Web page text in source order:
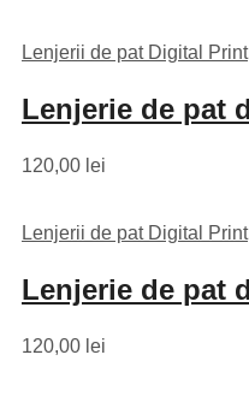
Lenjerii de pat Digital Print
120,00 lei
Lenjerii de pat Digital Print
120,00 lei